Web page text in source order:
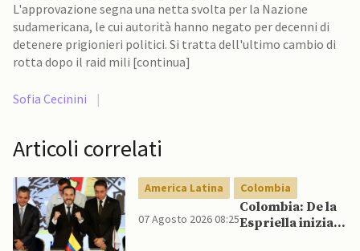
L'approvazione segna una netta svolta per la Nazione
sudamericana, le cui autorità hanno negato per decenni di
detenere prigionieri politici. Si tratta dell'ultimo cambio di
rotta dopo il raid mili [continua]
Sofia Cecinini |
Articoli correlati
America Latina Colombia
07 Agosto 2026 08:25
Colombia: De la
Espriella inizia il